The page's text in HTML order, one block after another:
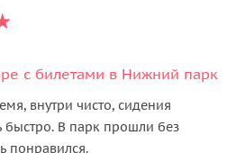
с билетами в Нижний парк
внутри чисто, сидения
В парк прошли без
понравился.